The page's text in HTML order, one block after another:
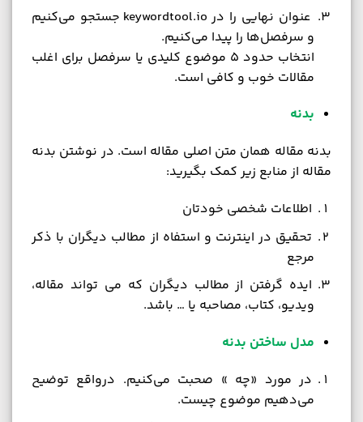
عنوان نهایی را در keywordtool.io جستجو می‌کنیم
و سرفصل‌ها را پیدا می‌کنیم.
انتخاب حدود 5 موضوع کلیدی یا سرفصل برای اغلب
مقالات خوب و کافی است.
بدنه
بدنه مقاله همان متن اصلی مقاله است. در نوشتن بدنه
مقاله از منابع زیر کمک بگیرید:
اطلاعات شخصی خودتان
تحقیق در اینترنت و استفاه از مطالب دیگران با ذکر
مرجع
ایده گرفتن از مطالب دیگران که می تواند مقاله،
ویدیو، کتاب، مصاحبه یا … باشد.
مدل ساختن بدنه
در مورد «چه » صحبت می‌کنیم. درواقع توضیح
می‌دهیم موضوع چیست.